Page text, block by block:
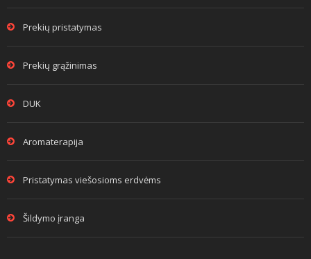
Prekių pristatymas
Prekių grąžinimas
DUK
Aromaterapija
Pristatymas viešosioms erdvėms
Šildymo įranga